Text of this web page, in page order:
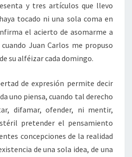
y tres artículos que llevo
tocado ni una sola coma en
el acierto de asomarme a
Juan Carlos me propuso
su alféizar cada domingo.
de expresión permite decir
uno piensa, cuando tal derecho
difamar, ofender, ni mentir,
pretender el pensamiento
concepciones de la realidad
de una sola idea, de una